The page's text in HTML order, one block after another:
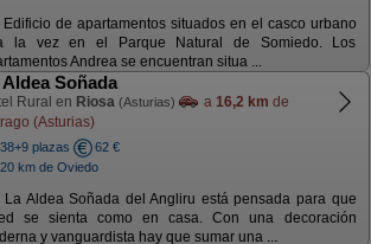
Edificio de apartamentos situados en el casco urbano
la vez en el Parque Natural de Somiedo. Los
Andrea se encuentran situa ...
Aldea Soñada
Rural en Riosa (Asturias) a 16,2 km de
(Asturias)
38+9 plazas
62 €
20 km de Oviedo
La Aldea Soñada del Angliru está pensada para que
se sienta como en casa. Con una decoración
y vanguardista hay que sumar una ...